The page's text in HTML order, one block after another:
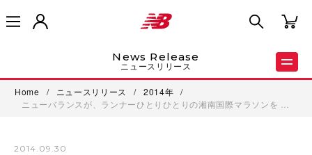
News Release
ニュースリリース
Home / ニュースリリース / 2014年
/
ニューバランスが、ランナーひとりひとりの湘南国際マラソンを …
2014.09.30